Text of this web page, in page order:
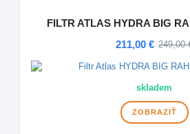
FILTR ATLAS HYDRA BIG
211,00 € 249,00
skladem
ZOBRAZIŤ